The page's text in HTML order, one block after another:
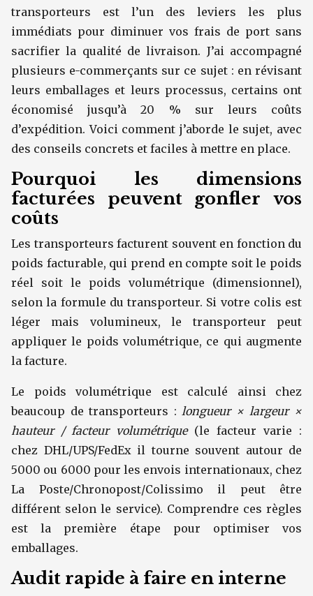
transporteurs est l’un des leviers les plus
immédiats pour diminuer vos frais de port sans
sacrifier la qualité de livraison. J’ai accompagné
plusieurs e-commerçants sur ce sujet : en révisant
leurs emballages et leurs processus, certains ont
économisé jusqu’à 20 % sur leurs coûts
d’expédition. Voici comment j’aborde le sujet, avec
des conseils concrets et faciles à mettre en place.
Pourquoi les dimensions
facturées peuvent gonfler vos
coûts
Les transporteurs facturent souvent en fonction du
poids facturable, qui prend en compte soit le poids
réel soit le poids volumétrique (dimensionnel),
selon la formule du transporteur. Si votre colis est
léger mais volumineux, le transporteur peut
appliquer le poids volumétrique, ce qui augmente
la facture.
Le poids volumétrique est calculé ainsi chez
beaucoup de transporteurs : longueur × largeur ×
hauteur / facteur volumétrique(le facteur varie :
chez DHL/UPS/FedEx il tourne souvent autour de
5000 ou 6000 pour les envois internationaux, chez
La Poste/Chronopost/Colissimo il peut être
différent selon le service). Comprendre ces règles
est la première étape pour optimiser vos
emballages.
Audit rapide à faire en interne